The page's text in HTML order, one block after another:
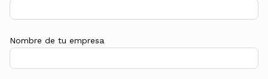
Nombre de tu empresa